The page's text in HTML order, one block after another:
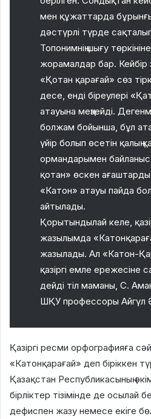
мен құжаттарда
дәстүрлі түрде
Топонимнің шығу
жорамалдар бар. Кейбір
«Қотан қарағай» сөз
десе, енді біреулері
атауына меңзейді.
болжам бойынша, бұл
үйір болып өсетін қалың
ормандарымен
қотан» өскен ағаштардың
«Катон» атауы пайда
айтылады.
Қорытындылай келе,
жазылымда
жазылады. Ал «Катон-
қазіргі емле ережесіне
дейді тіл маманы, С.
ШҚУ профессоры Айгүл
Қазіргі ресми орфографияға
«Катонқарағай» деп біріккен
Қазақстан Республикасының
бірліктер тізімінде де осылай
дефиспен жазу немесе екіге